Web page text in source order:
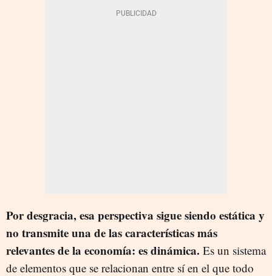
Por desgracia, esa perspectiva sigue siendo estática y
no transmite una de las características más
relevantes de la economía: es dinámica. Es un sistema
de elementos que se relacionan entre sí en el que todo